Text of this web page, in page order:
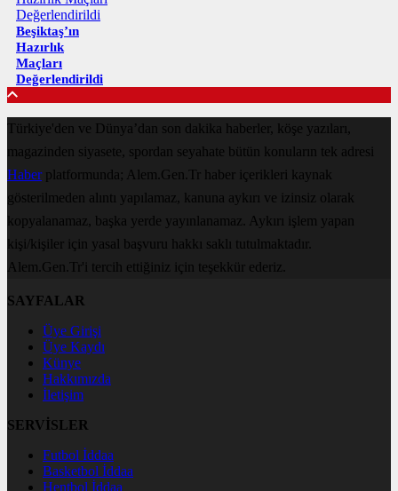
Beşiktaş’ın
Hazırlık
Maçları
Değerlendirildi
Türkiye'den ve Dünya’dan son dakika haberler, köşe yazıları,
magazinden siyasete, spordan seyahate bütün konuların tek adresi
Haberplatformunda; Alem.Gen.Tr haber içerikleri kaynak
gösterilmeden alıntı yapılamaz, kanuna aykırı ve izinsiz olarak
kopyalanamaz, başka yerde yayınlanamaz. Aykırı işlem yapan
kişi/kişiler için yasal başvuru hakkı saklı tutulmaktadır.
Alem.Gen.Tr'i tercih ettiğiniz için teşekkür ederiz.
SAYFALAR
Üye Girişi
Üye Kaydı
Künye
Hakkımızda
İletişim
SERVİSLER
Futbol İddaa
Basketbol İddaa
Hentbol İddaa